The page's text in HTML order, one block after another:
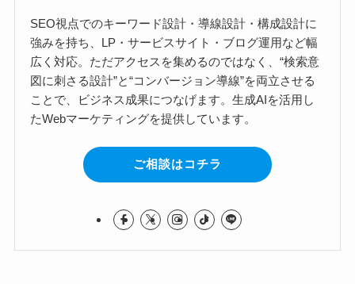
SEO視点でのキーワード設計・導線設計・構成設計に
強みを持ち、LP・サービスサイト・ブログ運用など幅
広く対応。ただアクセスを集めるのではなく、“検索意
図に刺さる設計”と“コンバージョン導線”を両立させる
ことで、ビジネス成果につなげます。生成AIを活用し
たWebマーケティングを提供しています。
ご相談はコチラ